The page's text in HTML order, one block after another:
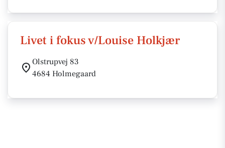
Livet i fokus v/Louise Holkjær
Olstrupvej 83
4684 Holmegaard